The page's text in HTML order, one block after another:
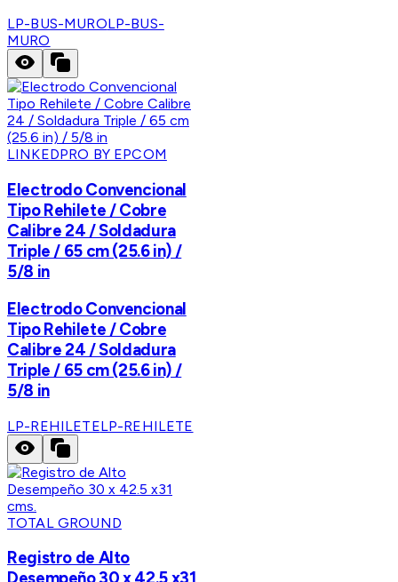
LP-BUS-MUROLP-BUS-
MURO
LINKEDPRO BY EPCOM
Electrodo Convencional
Tipo Rehilete / Cobre
Calibre 24 / Soldadura
Triple / 65 cm (25.6 in) /
5/8 in
Electrodo Convencional
Tipo Rehilete / Cobre
Calibre 24 / Soldadura
Triple / 65 cm (25.6 in) /
5/8 in
LP-REHILETELP-REHILETE
TOTAL GROUND
Registro de Alto